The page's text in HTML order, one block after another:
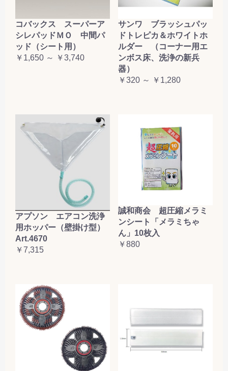
コバックス スーパーア
シレパッドＭＯ 中間パ
ッド（シート用）
￥1,650 ～ ￥3,740
サンワ ブラッシュパッ
ドトレピカ＆ホワイトホ
ルダー （コーナー用エ
ンボス床、洗浄の新兵
器）
￥320 ～ ￥1,280
アプソン エアコン洗浄
用ホッパー（壁掛け型）
Art.4670
￥7,315
誠和商会 超圧縮メラミ
ンシート「メラミちゃ
ん」10枚入
￥880